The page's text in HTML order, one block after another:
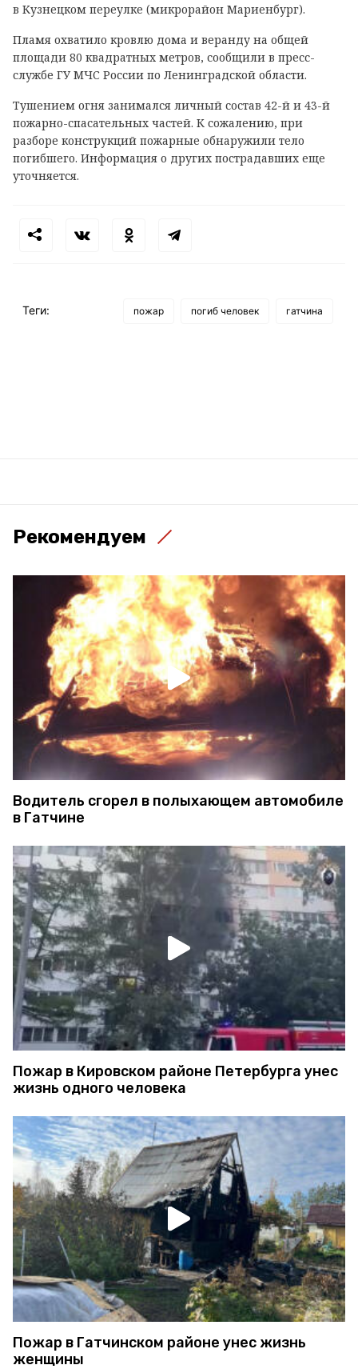
в Кузнецком переулке (микрорайон Мариенбург).
Пламя охватило кровлю дома и веранду на общей
площади 80 квадратных метров, сообщили в пресс-
службе ГУ МЧС России по Ленинградской области.
Тушением огня занимался личный состав 42-й и 43-й
пожарно-спасательных частей. К сожалению, при
разборе конструкций пожарные обнаружили тело
погибшего. Информация о других пострадавших еще
уточняется.
Теги: пожар погиб человек гатчина
Рекомендуем
Водитель сгорел в полыхающем автомобиле
в Гатчине
Пожар в Кировском районе Петербурга унес
жизнь одного человека
Пожар в Гатчинском районе унес жизнь
женщины